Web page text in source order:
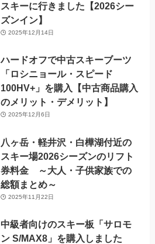
スキーに行きました【2026シー
ズンイン】
2025年12月14日
ハードオフで中古スキーブーツ
「ロシニョール・スピード
100HV+」を購入【中古商品購入
のメリット・デメリット】
2025年12月6日
八ヶ岳・軽井沢・白樺湖付近の
スキー場2026シーズンのリフト
券料金 ～大人・子供家族での
総額まとめ～
2025年11月22日
中級者向けのスキー板「サロモ
ン S/MAX8」を購入しました